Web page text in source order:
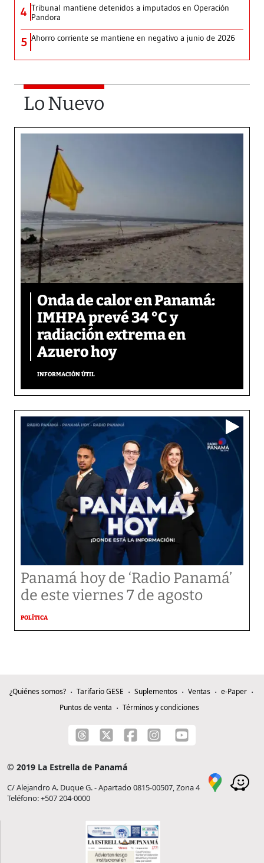
4 Tribunal mantiene detenidos a imputados en Operación
Pandora
5 Ahorro corriente se mantiene en negativo a junio de 2026
Lo Nuevo
Onda de calor en Panamá:
IMHPA prevé 34 °C y
radiación extrema en
Azuero hoy
INFORMACIÓN ÚTIL
Panamá hoy de ‘Radio Panamá’
de este viernes 7 de agosto
POLÍTICA
¿Quiénes somos? Tarifario GESE Suplementos Ventas
e-Paper
Puntos de venta
Términos y condiciones
© 2019 La Estrella de Panamá
C/ Alejandro A. Duque G. - Apartado 0815-00507, Zona 4
Teléfono: +507 204-0000